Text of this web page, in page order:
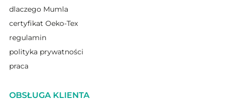
dlaczego Mumla
certyfikat Oeko-Tex
regulamin
polityka prywatności
praca
OBSŁUGA KLIENTA